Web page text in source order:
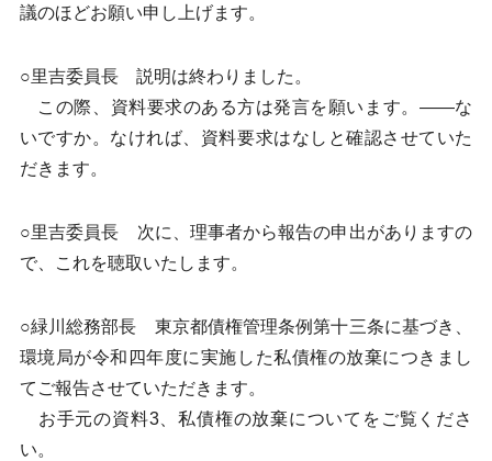
議のほどお願い申し上げます。
○里吉委員長 説明は終わりました。
この際、資料要求のある方は発言を願います。——な
いですか。なければ、資料要求はなしと確認させていた
だきます。
○里吉委員長 次に、理事者から報告の申出がありますの
で、これを聴取いたします。
○緑川総務部長 東京都債権管理条例第十三条に基づき、
環境局が令和四年度に実施した私債権の放棄につきまし
てご報告させていただきます。
お手元の資料3、私債権の放棄についてをご覧くださ
い。